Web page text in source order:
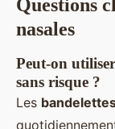
Questions
nasales
Peut-on
sans risque ?
Les